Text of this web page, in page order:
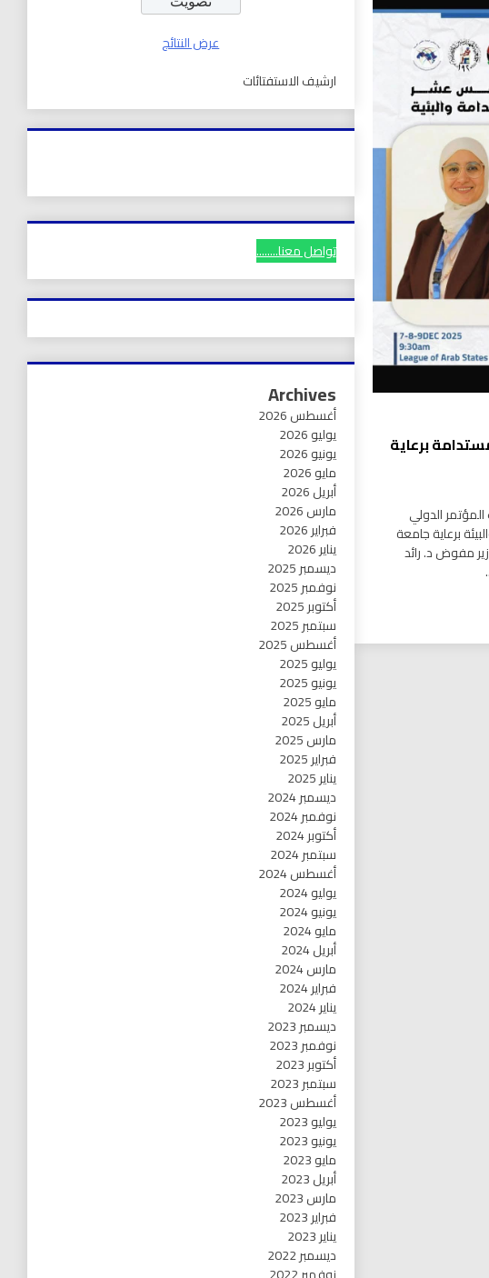
برعاية
الدولي
برعاية جامعة
مفوض د. رائد
عرض النتائج
ارشيف الاستفتائات
تواصل معنا........
Archives
أغسطس 2026
يوليو 2026
يونيو 2026
مايو 2026
أبريل 2026
مارس 2026
فبراير 2026
يناير 2026
ديسمبر 2025
نوفمبر 2025
أكتوبر 2025
سبتمبر 2025
أغسطس 2025
يوليو 2025
يونيو 2025
مايو 2025
أبريل 2025
مارس 2025
فبراير 2025
يناير 2025
ديسمبر 2024
نوفمبر 2024
أكتوبر 2024
سبتمبر 2024
أغسطس 2024
يوليو 2024
يونيو 2024
مايو 2024
أبريل 2024
مارس 2024
فبراير 2024
يناير 2024
ديسمبر 2023
نوفمبر 2023
أكتوبر 2023
سبتمبر 2023
أغسطس 2023
يوليو 2023
يونيو 2023
مايو 2023
أبريل 2023
مارس 2023
فبراير 2023
يناير 2023
ديسمبر 2022